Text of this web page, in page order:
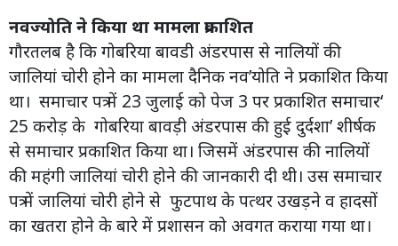
नवज्योति ने किया था मामला प्रकाशित
गौरतलब है कि गोबरिया बावडी अंडरपास से नालियों की
जालियां चोरी होने का मामला दैनिक नव’योति ने प्रकाशित किया
था। समाचार पत्र में 23 जुलाई को पेज 3 पर प्रकाशित समाचार‘
25 करोड़ के गोबरिया बावड़ी अंडरपास की हुई दुर्दशा’ शीर्षक
से समाचार प्रकाशित किया था। जिसमें अंडरपास की नालियों
की महंगी जालियां चोरी होने की जानकारी दी थी। उस समाचार
पत्र में जालियां चोरी होने से फुटपाथ के पत्थर उखड़ने व हादसों
का खतरा होने के बारे में प्रशासन को अवगत कराया गया था।